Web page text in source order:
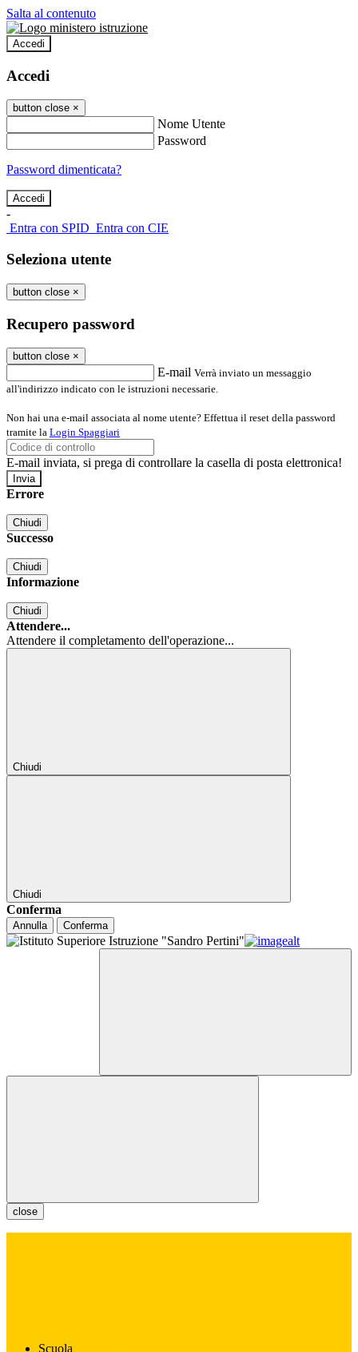
Salta al contenuto
Accedi
Accedi
button close ×
Nome Utente
Password
Password dimenticata?
-
Entra con SPID Entra con CIE
Seleziona utente
button close ×
Recupero password
button close ×
E-mail Verrà inviato un messaggio
all'indirizzo indicato con le istruzioni necessarie.
Non hai una e-mail associata al nome utente? Effettua il reset della password
tramite la Login Spaggiari
E-mail inviata, si prega di controllare la casella di posta elettronica!
Errore
Chiudi
Successo
Chiudi
Informazione
Chiudi
Attendere...
Attendere il completamento dell'operazione...
Chiudi
Chiudi
Conferma
Annulla Conferma
close
Scuola